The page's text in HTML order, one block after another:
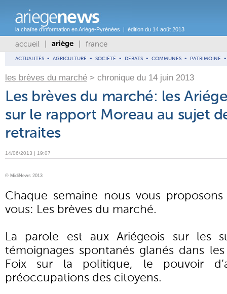
la chaîne d'information en Ariège-Pyrénées | édition du 14 août 2013
accueil ariège france
ACTUALITÉS • AGRICULTURE • SOCIÉTÉ • DÉBATS • COMMUNES • PATRIMOINE •
les brèves du marché > chronique du 14 juin 2013
Les brèves du marché: les
sur le rapport Moreau au sujet
retraites
14/06/2013 | 19:07
© MidiNews 2013
Chaque semaine nous vous
vous: Les brèves du marché.
La parole est aux Ariégeois sur les
témoignages spontanés glanés dans
Foix sur la politique, le pouvoir
préoccupations des citoyens.